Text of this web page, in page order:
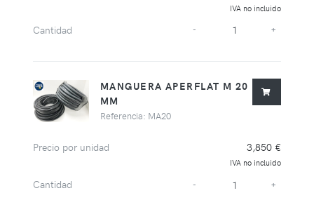
IVA no incluido
Cantidad - +
MANGUERA APERFLAT M 20
MM
Referencia: MA20
Precio por unidad 3,850 €
IVA no incluido
Cantidad - +